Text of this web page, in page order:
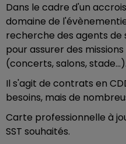
Dans le cadre d'un
domaine de
recherche des agents
pour assurer des
(concerts, salons, stade...).
Il s'agit de contrats en
besoins, mais de
Carte professionnelle à
SST souhaités.